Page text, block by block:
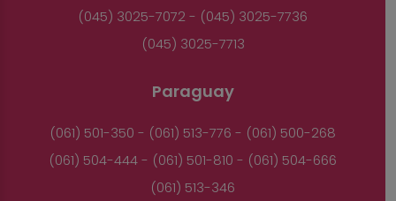
(045) 3025-7072 - (045) 3025-7736
(045) 3025-7713
Paraguay
(061) 501-350 - (061) 513-776 - (061) 500-268
(061) 504-444 - (061) 501-810 - (061) 504-666
(061) 513-346